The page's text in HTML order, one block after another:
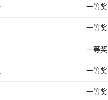
一等奖
一等奖
一等奖
一等奖
一等奖